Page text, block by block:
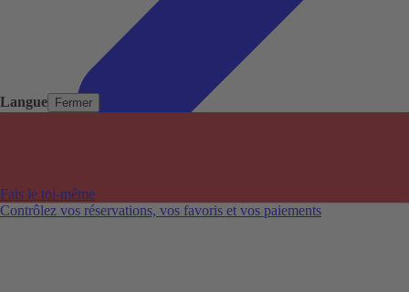
Langue Fermer
Fais le toi-même
Contrôlez vos réservations, vos favoris et vos paiements
Aéroports populaires
Villes populaires
Australie